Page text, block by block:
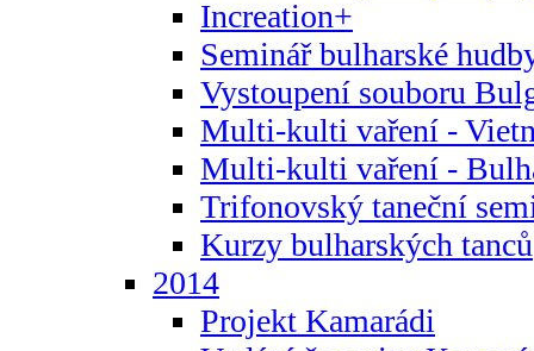
Increation+
Seminář bulharské
Vystoupení souboru
Multi-kulti vaření -
Multi-kulti vaření -
Trifonovský taneční
Kurzy bulharských tanců
2014
Projekt Kamarádi